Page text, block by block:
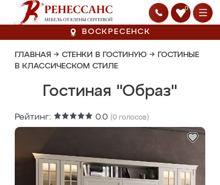
0
ВОСКРЕСЕНСК
ГЛАВНАЯ → СТЕНКИ В ГОСТИНУЮ → ГОСТИНЫЕ
В КЛАССИЧЕСКОМ СТИЛЕ
Гостиная "Образ"
Рейтинг: 0.0 (0 голосов)